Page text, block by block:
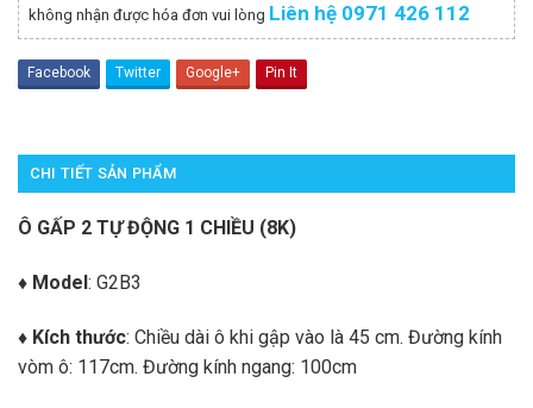
không nhận được hóa đơn vui lòng Liên hệ 0971 426 112
Facebook Twitter Google+ Pin It
CHI TIẾT SẢN PHẨM
Ô GẤP 2 TỰ ĐỘNG 1 CHIỀU (8K)
♦ Model : G2B3
♦ Kích thước: Chiều dài ô khi gập vào là 45 cm. Đường kính
vòm ô: 117cm. Đường kính ngang: 100cm